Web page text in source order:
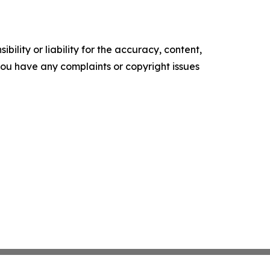
or liability for the accuracy, content,
have any complaints or copyright issues